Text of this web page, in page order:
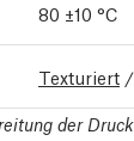
80 ±10 °C
Texturiert /
der